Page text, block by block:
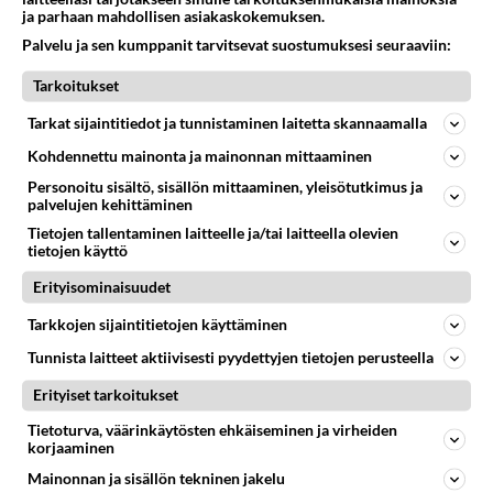
jälkeen Xantia V6:n? Jos se esiteltiin Xantian jälkeen
selittäisi se tuon maahantuojan tiedotteen.
Xsara 2000
2001-01-20 13:52:00
http://www.special-auto.com/Vaihtoautot/Kuvat/M
GP-218.HTML
... on muuten halpa!
Äänestä Kommentoi
Kommentoi aloitusta...
Ketjusta on poistettu
ja parhaan mahdollisen asiakaskokemuksen.
Palvelu ja sen kumppanit tarvitsevat suostumuksesi seuraaviin:
Tarkoitukset
Tarkat sijaintitiedot ja tunnistaminen laitetta skannaamalla
Kohdennettu mainonta ja mainonnan mittaaminen
Personoitu sisältö, sisällön mittaaminen, yleisötutkimus ja
palvelujen kehittäminen
Tietojen tallentaminen laitteelle ja/tai laitteella olevien
tietojen käyttö
Erityisominaisuudet
Tarkkojen sijaintitietojen käyttäminen
Tunnista laitteet aktiivisesti pyydettyjen tietojen perusteella
Erityiset tarkoitukset
Tietoturva, väärinkäytösten ehkäiseminen ja virheiden
korjaaminen
Mainonnan ja sisällön tekninen jakelu